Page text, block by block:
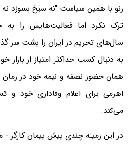
رنو با همین سیاست "نه سیخ بسوزد نه
ترک نکرد اما فعالیت‌هایش را
سال‌های تحریم در ایران را پشت سر
به دنبال کسب حداکثر امتیاز از بازار
همان حضور نصفه و نیمه خود در زمان
اهرمی برای اعلام وفاداری خود و
می‌کند.
در این زمینه چندی پیش پیمان کارگر -